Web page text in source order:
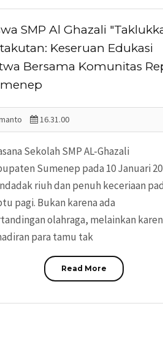
SMP Al Ghazali
Keseruan Edukasi
Bersama Komunitas
16.31.00
Sekolah SMP AL-Ghazali
Sumenep pada 10 Januari
riuh dan penuh keceriaan
pagi. Bukan karena ada
olahraga, melainkan
para tamu tak
Read More